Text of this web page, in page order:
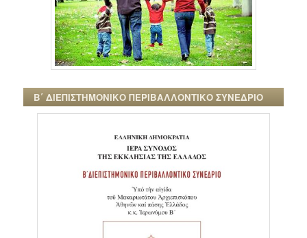
Β΄ ΔΙΕΠΙΣΤΗΜΟΝΙΚΟ ΠΕΡΙΒΑΛΛΟΝΤΙΚΟ ΣΥΝΕΔΡΙΟ